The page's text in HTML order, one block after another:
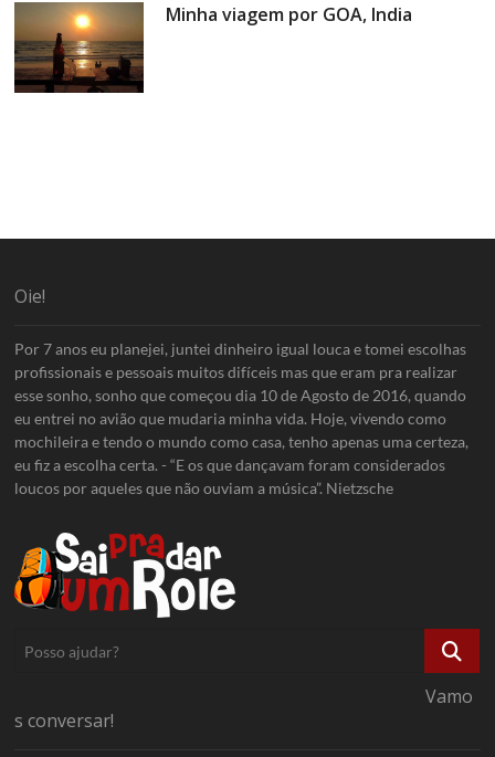
Minha viagem por GOA, India
Oie!
Por 7 anos eu planejei, juntei dinheiro igual louca e tomei escolhas
profissionais e pessoais muitos difíceis mas que eram pra realizar
esse sonho, sonho que começou dia 10 de Agosto de 2016, quando
eu entrei no avião que mudaria minha vida. Hoje, vivendo como
mochileira e tendo o mundo como casa, tenho apenas uma certeza,
eu fiz a escolha certa. - “E os que dançavam foram considerados
loucos por aqueles que não ouviam a música”. Nietzsche
Posso
ajudar?
Vamo
s conversar!